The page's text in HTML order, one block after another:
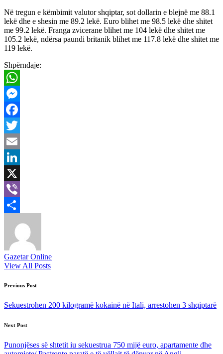
Në tregun e këmbimit valutor shqiptar, sot dollarin e blejnë me 88.1
lekë dhe e shesin me 89.2 lekë. Euro blihet me 98.5 lekë dhe shitet
me 99.2 lekë. Franga zvicerane blihet me 104 lekë dhe shitet me
105.2 lekë, ndërsa paundi britanik blihet me 117.8 lekë dhe shitet me
119 lekë.
Shpërndaje:
WhatsApp
Messenger
Facebook
Twitter
Email
LinkedIn
X
Viber
Gazetar Online
View All Posts
Post
navigation
Previous Post
Sekuestrohen 200 kilogramë kokainë në Itali, arrestohen 3 shqiptarë
Next Post
Punonjëses së shtetit iu sekuestrua 750 mijë euro, apartamente dhe